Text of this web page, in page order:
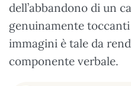
dell’abbandono di un
genuinamente
immagini è tale da
componente verbale.